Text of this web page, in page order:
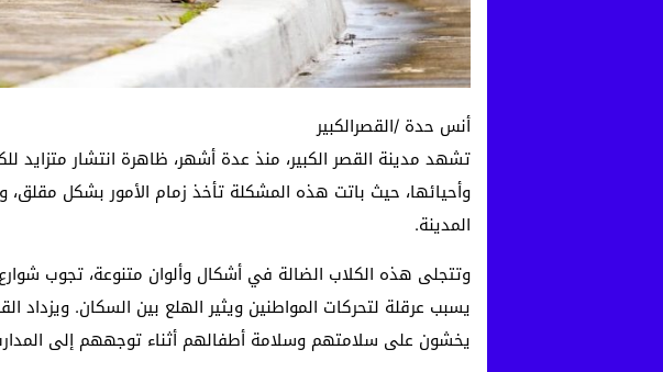
أنس حدة /القصرالكبير
تشهد مدينة القصر الكبير، منذ عدة أشهر، ظاهرة انتشار متزايد
وأحيائها، حيث باتت هذه المشكلة تأخذ زمام الأمور بشكل
المدينة.
وتتجلى هذه الكلاب الضالة في أشكال وألوان متنوعة، تجوب
يسبب عرقلة لتحركات المواطنين ويثير الهلع بين السكان. ويزداد
يخشون على سلامتهم وسلامة أطفالهم أثناء توجههم إلى